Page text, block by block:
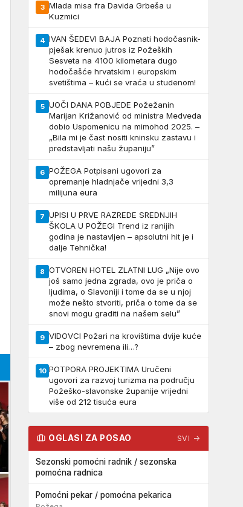
3 Mlada misa fra Davida Grbeša u
Kuzmici
4 IVAN ŠEDEVI BAJA Poznati hodočasnik-
pješak krenuo jutros iz Požeških
Sesveta na 4100 kilometara dugo
hodočašće hrvatskim i europskim
svetištima – kući se vraća u studenom!
5 UOČI DANA POBJEDE Požežanin
Marijan Križanović od ministra Medveda
dobio Uspomenicu na mimohod 2025. –
„Bila mi je čast nositi kninsku zastavu i
predstavljati našu županiju”
6 POŽEGA Potpisani ugovori za
opremanje hladnjače vrijedni 3,3
milijuna eura
7 UPISI U PRVE RAZREDE SREDNJIH
ŠKOLA U POŽEGI Trend iz ranijih
godina je nastavljen – apsolutni hit je i
dalje Tehnička!
8 OTVOREN HOTEL ZLATNI LUG „Nije ovo
još samo jedna zgrada, ovo je priča o
ljudima, o Slavoniji i tome da se u njoj
može nešto stvoriti, priča o tome da se
snovi mogu graditi na našem selu”
9 VIDOVCI Požari na krovištima dvije kuće
– zbog nevremena ili…?
10 POTPORA PROJEKTIMA Uručeni
ugovori za razvoj turizma na području
Požeško-slavonske županije vrijedni
više od 212 tisuća eura
OGLASI ZA POSAO SVI →
Sezonski pomoćni radnik / sezonska
pomoćna radnica
Pomoćni pekar / pomoćna pekarica